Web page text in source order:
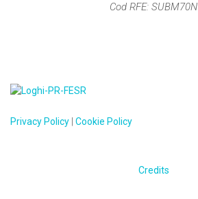
Cod RFE: SUBM70N
Privacy Policy Cookie Policy
Credits